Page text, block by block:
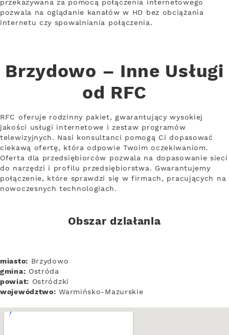
przekazywana za pomocą połączenia internetowego
pozwala na oglądanie kanałów w HD bez obciążania
internetu czy spowalniania połączenia.
Brzydowo – Inne Usługi
od RFC
RFC oferuje rodzinny pakiet, gwarantujący wysokiej
jakości usługi internetowe i zestaw programów
telewizyjnych. Nasi konsultanci pomogą Ci dopasować
ciekawą ofertę, która odpowie Twoim oczekiwaniom.
Oferta dla przedsiębiorców pozwala na dopasowanie sieci
do narzędzi i profilu przedsiębiorstwa. Gwarantujemy
połączenie, które sprawdzi się w firmach, pracujących na
nowoczesnych technologiach.
Obszar działania
miasto: Brzydowo
gmina: Ostróda
powiat: Ostródzki
województwo: Warmińsko-Mazurskie